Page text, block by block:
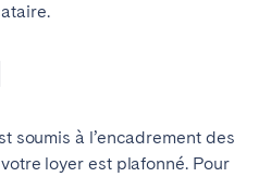
soumis à l’encadrement des
loyer est plafonné. Pour